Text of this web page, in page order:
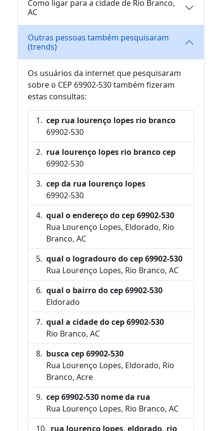
Como ligar para a cidade de Rio Branco,
AC
Outras pessoas também pesquisaram
(trends)
Os usuários da internet que pesquisaram
sobre o CEP 69902-530 também fizeram
estas consultas:
cep rua lourenço lopes rio branco
69902-530
rua lourenço lopes rio branco cep
69902-530
cep da rua lourenço lopes
69902-530
qual o endereço do cep 69902-530
Rua Lourenço Lopes, Eldorado, Rio
Branco, AC
qual o logradouro do cep 69902-530
Rua Lourenço Lopes, Rio Branco, AC
qual o bairro do cep 69902-530
Eldorado
qual a cidade do cep 69902-530
Rio Branco, AC
busca cep 69902-530
Rua Lourenço Lopes, Eldorado, Rio
Branco, Acre
cep 69902-530 nome da rua
Rua Lourenço Lopes, Rio Branco, AC
rua lourenço lopes, eldorado, rio